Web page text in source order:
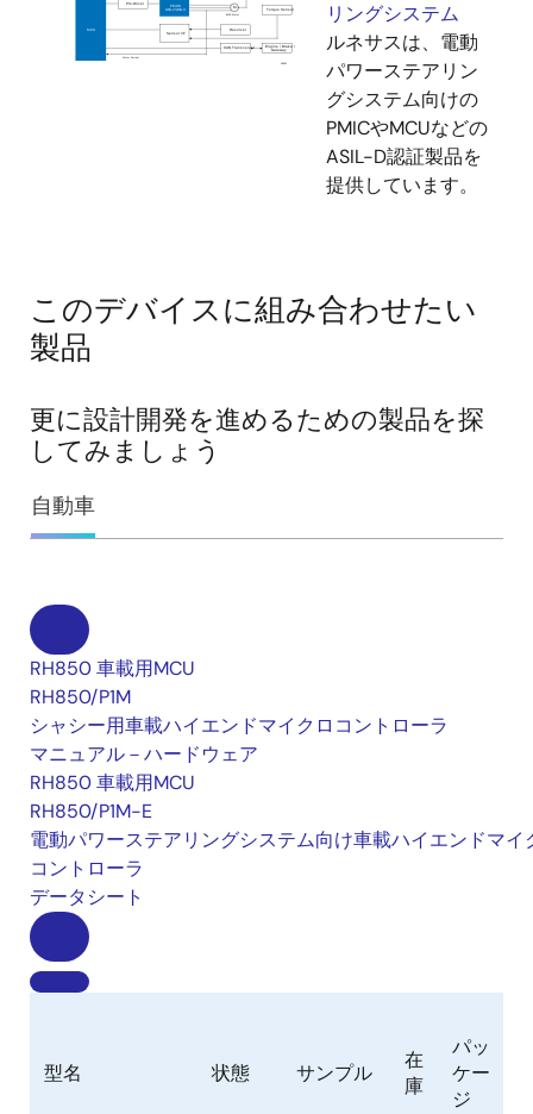
リングシステム
ルネサスは、電動
パワーステアリン
グシステム向けの
PMICやMCUなどの
ASIL-D認証製品を
提供しています。
このデバイスに組み合わせたい
製品
更に設計開発を進めるための製品を探
してみましょう
自動車
RH850 車載用MCU
RH850/P1M
シャシー用車載ハイエンドマイクロコントローラ
マニュアル－ハードウェア
RH850 車載用MCU
RH850/P1M-E
電動パワーステアリングシステム向け車載ハイエンドマイ
コントローラ
データシート
型名 状態 サンプル
在
庫
パッ
ケー
ジ